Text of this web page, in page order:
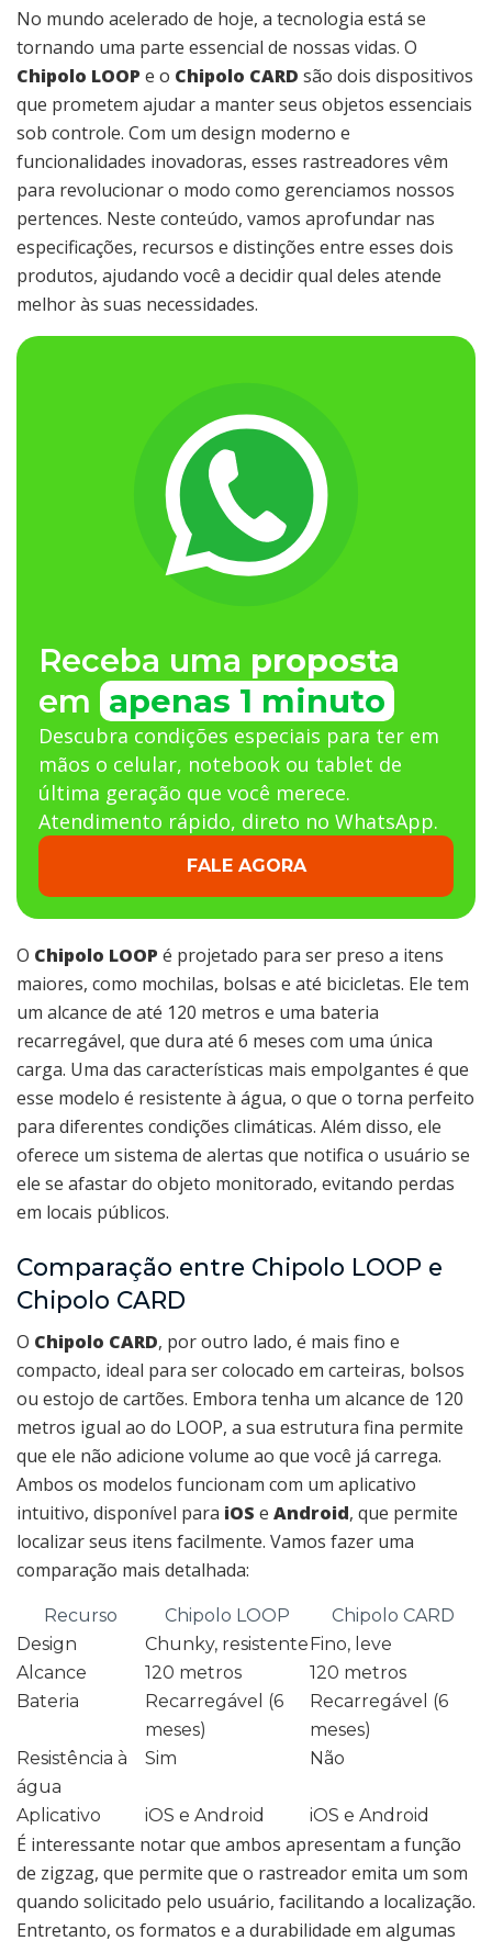
No mundo acelerado de hoje, a tecnologia está se
tornando uma parte essencial de nossas vidas. O
Chipolo LOOP e o Chipolo CARD são dois dispositivos
que prometem ajudar a manter seus objetos essenciais
sob controle. Com um design moderno e
funcionalidades inovadoras, esses rastreadores vêm
para revolucionar o modo como gerenciamos nossos
pertences. Neste conteúdo, vamos aprofundar nas
especificações, recursos e distinções entre esses dois
produtos, ajudando você a decidir qual deles atende
melhor às suas necessidades.
Receba uma proposta
em apenas 1 minuto
Descubra condições especiais para ter em
mãos o celular, notebook ou tablet de
última geração que você merece.
Atendimento rápido, direto no WhatsApp.
FALE AGORA
O Chipolo LOOP é projetado para ser preso a itens
maiores, como mochilas, bolsas e até bicicletas. Ele tem
um alcance de até 120 metros e uma bateria
recarregável, que dura até 6 meses com uma única
carga. Uma das características mais empolgantes é que
esse modelo é resistente à água, o que o torna perfeito
para diferentes condições climáticas. Além disso, ele
oferece um sistema de alertas que notifica o usuário se
ele se afastar do objeto monitorado, evitando perdas
em locais públicos.
Comparação entre Chipolo LOOP e
Chipolo CARD
O Chipolo CARD, por outro lado, é mais fino e
compacto, ideal para ser colocado em carteiras, bolsos
ou estojo de cartões. Embora tenha um alcance de 120
metros igual ao do LOOP, a sua estrutura fina permite
que ele não adicione volume ao que você já carrega.
Ambos os modelos funcionam com um aplicativo
intuitivo, disponível para iOS e Android, que permite
localizar seus itens facilmente. Vamos fazer uma
comparação mais detalhada:
Recurso Chipolo LOOP
Chipolo CARD
Design
Chunky, resistente Fino, leve
Alcance
120 metros
120 metros
Bateria
Recarregável (6
meses)
Recarregável (6
meses)
Resistência à
água
Sim Não
Aplicativo iOS e Android iOS e Android
É interessante notar que ambos apresentam a função
de zigzag, que permite que o rastreador emita um som
quando solicitado pelo usuário, facilitando a localização.
Entretanto, os formatos e a durabilidade em algumas